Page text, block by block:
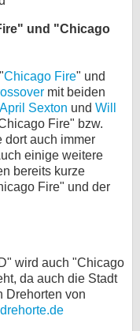
und "Chicago
Chicago Fire" und
mit beiden
April Sexton und Will
Fire" bzw.
dort auch immer
einige weitere
bereits kurze
Fire" und der
wird auch "Chicago
da auch die Stadt
Drehorten von